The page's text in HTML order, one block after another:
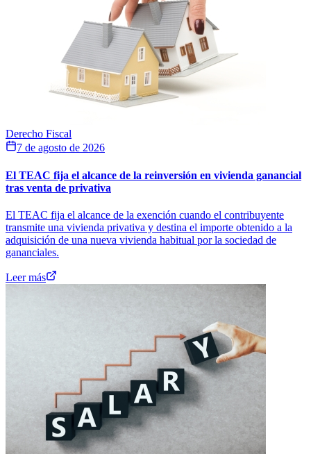
Derecho Fiscal
7 de agosto de 2026
El TEAC fija el alcance de la reinversión en vivienda ganancial
tras venta de privativa
El TEAC fija el alcance de la exención cuando el contribuyente
transmite una vivienda privativa y destina el importe obtenido a la
adquisición de una nueva vivienda habitual por la sociedad de
gananciales.
Leer más